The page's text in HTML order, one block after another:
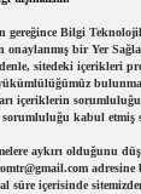
gereğince Bilgi
bir Yer
sitedeki içerikleri
içeriklerin
kabul etmiş
aykırı olduğunu
adresine
süre içerisinde